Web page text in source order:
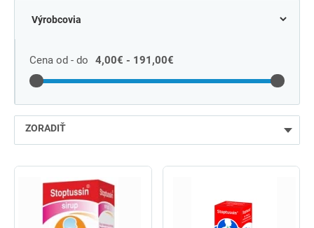
Cena od - do 4,00€ - 191,00€
ZORADIŤ